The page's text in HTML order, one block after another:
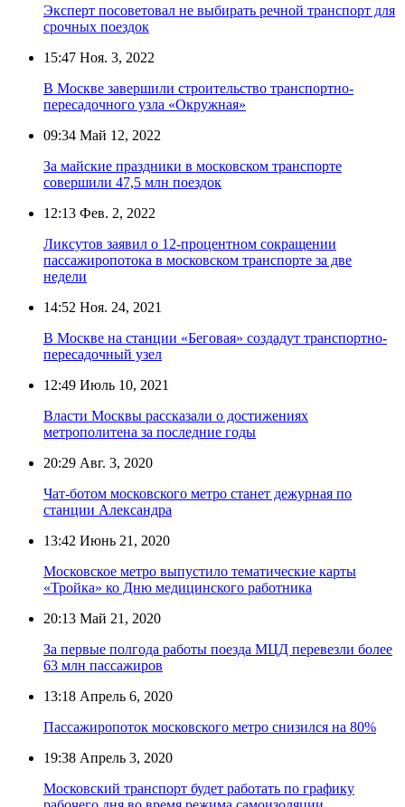
Эксперт посоветовал не выбирать речной транспорт для
срочных поездок
15:47 Ноя. 3, 2022
В Москве завершили строительство транспортно-
пересадочного узла «Окружная»
09:34 Май 12, 2022
За майские праздники в московском транспорте
совершили 47,5 млн поездок
12:13 Фев. 2, 2022
Ликсутов заявил о 12-процентном сокращении
пассажиропотока в московском транспорте за две
недели
14:52 Ноя. 24, 2021
В Москве на станции «Беговая» создадут транспортно-
пересадочный узел
12:49 Июль 10, 2021
Власти Москвы рассказали о достижениях
метрополитена за последние годы
20:29 Авг. 3, 2020
Чат-ботом московского метро станет дежурная по
станции Александра
13:42 Июнь 21, 2020
Московское метро выпустило тематические карты
«Тройка» ко Дню медицинского работника
20:13 Май 21, 2020
За первые полгода работы поезда МЦД перевезли более
63 млн пассажиров
13:18 Апрель 6, 2020
Пассажиропоток московского метро снизился на 80%
19:38 Апрель 3, 2020
Московский транспорт будет работать по графику